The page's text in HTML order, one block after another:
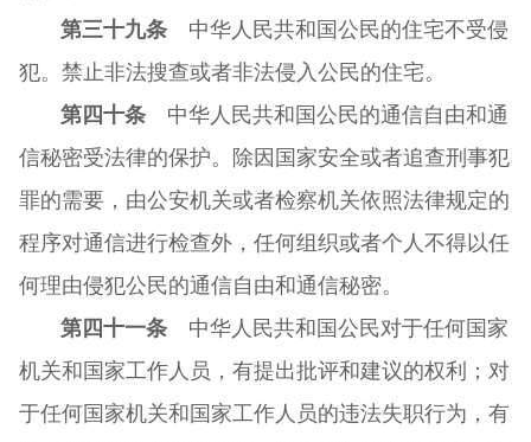
第三十九条中华人民共和国公民的住宅不受侵
犯。禁止非法搜查或者非法侵入公民的住宅。
第四十条中华人民共和国公民的通信自由和通
信秘密受法律的保护。除因国家安全或者追查刑事犯
罪的需要，由公安机关或者检察机关依照法律规定的
程序对通信进行检查外，任何组织或者个人不得以任
何理由侵犯公民的通信自由和通信秘密。
第四十一条中华人民共和国公民对于任何国家
机关和国家工作人员，有提出批评和建议的权利；对
于任何国家机关和国家工作人员的违法失职行为，有